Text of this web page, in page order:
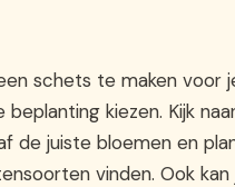
schets te maken voor
beplanting kiezen. Kijk
de juiste bloemen en
vinden. Ook